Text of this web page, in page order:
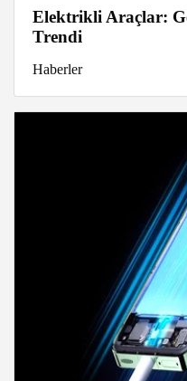
Elektrikli Araçlar:
Trendi
Haberler